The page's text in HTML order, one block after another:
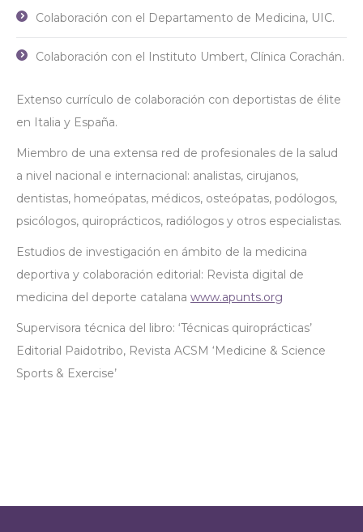
Colaboración con el Departamento de Medicina, UIC.
Colaboración con el Instituto Umbert, Clínica Corachán.
Extenso currículo de colaboración con deportistas de élite
en Italia y España.
Miembro de una extensa red de profesionales de la salud
a nivel nacional e internacional: analistas, cirujanos,
dentistas, homeópatas, médicos, osteópatas, podólogos,
psicólogos, quiroprácticos, radiólogos y otros especialistas.
Estudios de investigación en ámbito de la medicina
deportiva y colaboración editorial: Revista digital de
medicina del deporte catalana www.apunts.org
Supervisora técnica del libro: ‘Técnicas quiroprácticas’
Editorial Paidotribo, Revista ACSM ‘Medicine & Science
Sports & Exercise’